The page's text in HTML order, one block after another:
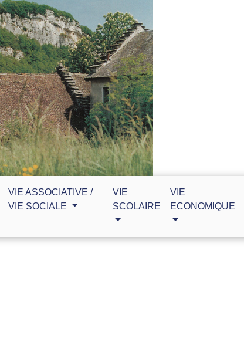
VIE ASSOCIATIVE /
VIE SOCIALE
VIE
SCOLAIRE
VIE
ECONOMIQUE